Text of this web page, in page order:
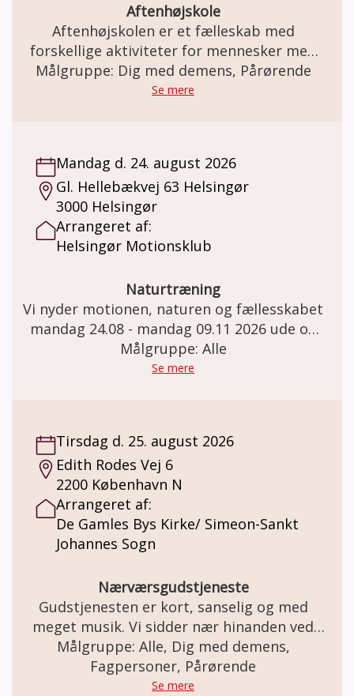
Aftenhøjskole
Aftenhøjskolen er et fælleskab med
forskellige aktiviteter for mennesker med
demens sammen med familie og venner.
Målgruppe: Dig med demens, Pårørende
Se mere
Mandag d. 24. august 2026
Gl. Hellebækvej 63 Helsingør
3000 Helsingør
Arrangeret af:
Helsingør Motionsklub
Naturtræning
Vi nyder motionen, naturen og fællesskabet
mandag 24.08 - mandag 09.11 2026 ude og
omkring Teglstrup Hegn. Mødested:
Helsingør hallen Gl. Hellebækvej 63 i
Målgruppe: Alle
Se mere
Tirsdag d. 25. august 2026
Edith Rodes Vej 6
2200 København N
Arrangeret af:
De Gamles Bys Kirke/ Simeon-Sankt
Johannes Sogn
Nærværsgudstjeneste
Gudstjenesten er kort, sanselig og med
meget musik. Vi sidder nær hinanden ved
flyglet, hvor der er korsang at lytte til, og
fællessang at synge med på. Gudstjenesten
er demensvenlig og sigter mod at give
Målgruppe: Alle, Dig med demens,
Fagpersoner, Pårørende
Se mere